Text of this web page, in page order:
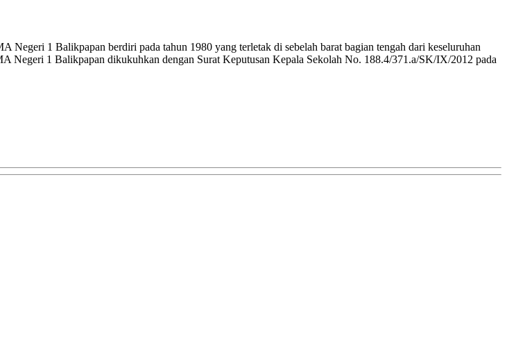
Negeri 1 Balikpapan berdiri pada tahun 1980 yang terletak di sebelah barat bagian tengah dari keseluruhan
Negeri 1 Balikpapan dikukuhkan dengan Surat Keputusan Kepala Sekolah No. 188.4/371.a/SK/IX/2012 pada